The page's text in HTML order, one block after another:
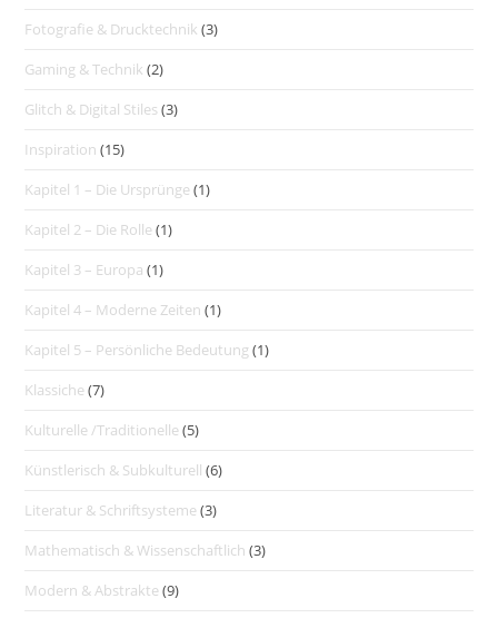
Fotografie & Drucktechnik (3)
Gaming & Technik (2)
Glitch & Digital Stiles (3)
Inspiration (15)
Kapitel 1 – Die Ursprünge (1)
Kapitel 2 – Die Rolle (1)
Kapitel 3 – Europa (1)
Kapitel 4 – Moderne Zeiten (1)
Kapitel 5 – Persönliche Bedeutung (1)
Klassiche (7)
Kulturelle /Traditionelle (5)
Künstlerisch & Subkulturell (6)
Literatur & Schriftsysteme (3)
Mathematisch & Wissenschaftlich (3)
Modern & Abstrakte (9)